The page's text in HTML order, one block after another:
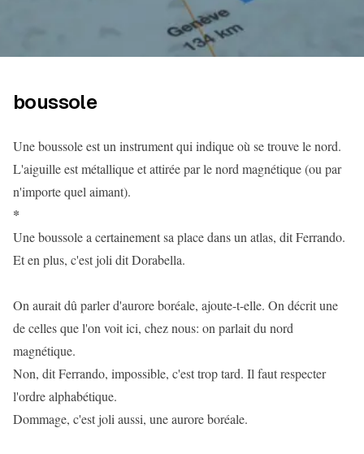
boussole
Une boussole est un instrument qui indique où se trouve le nord.
L'aiguille est métallique et attirée par le nord magnétique (ou par
n'importe quel aimant).
*
Une boussole a certainement sa place dans un atlas, dit Ferrando.
Et en plus, c'est joli dit Dorabella.
On aurait dû parler d'aurore boréale, ajoute-t-elle. On décrit une
de celles que l'on voit ici, chez nous: on parlait du nord
magnétique.
Non, dit Ferrando, impossible, c'est trop tard. Il faut respecter
l'ordre alphabétique.
Dommage, c'est joli aussi, une aurore boréale.